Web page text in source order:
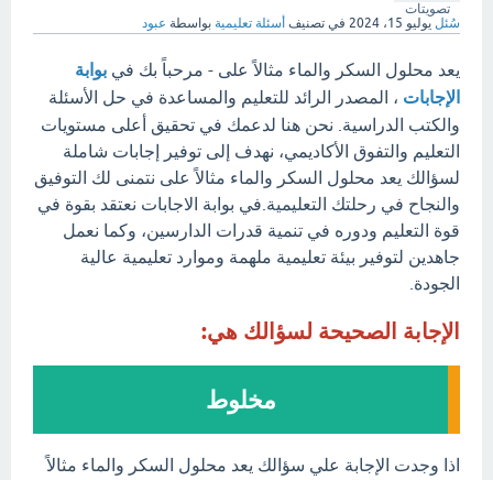
تصويتات
سُئل يوليو 15، 2024 في تصنيف أسئلة تعليمية بواسطة عبود
يعد محلول السكر والماء مثالاً على - مرحباً بك في بوابة
الإجابات ، المصدر الرائد للتعليم والمساعدة في حل الأسئلة
والكتب الدراسية. نحن هنا لدعمك في تحقيق أعلى مستويات
التعليم والتفوق الأكاديمي، نهدف إلى توفير إجابات شاملة
لسؤالك يعد محلول السكر والماء مثالاً على نتمنى لك التوفيق
والنجاح في رحلتك التعليمية.في بوابة الاجابات نعتقد بقوة في
قوة التعليم ودوره في تنمية قدرات الدارسين، وكما نعمل
جاهدين لتوفير بيئة تعليمية ملهمة وموارد تعليمية عالية
الجودة.
الإجابة الصحيحة لسؤالك هي:
مخلوط
اذا وجدت الإجابة علي سؤالك يعد محلول السكر والماء مثالاً